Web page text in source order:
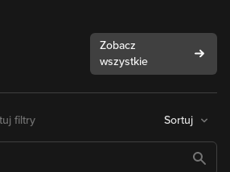
Zobacz
wszystkie
Sortuj
filtry